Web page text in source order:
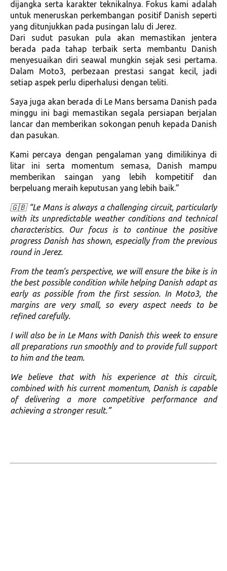
dijangka serta karakter teknikalnya. Fokus kami adalah
untuk meneruskan perkembangan positif Danish seperti
yang ditunjukkan pada pusingan lalu di Jerez.
Dari sudut pasukan pula akan memastikan jentera
berada pada tahap terbaik serta membantu Danish
menyesuaikan diri seawal mungkin sejak sesi pertama.
Dalam Moto3, perbezaan prestasi sangat kecil, jadi
setiap aspek perlu diperhalusi dengan teliti.
Saya juga akan berada di Le Mans bersama Danish pada
minggu ini bagi memastikan segala persiapan berjalan
lancar dan memberikan sokongan penuh kepada Danish
dan pasukan.
Kami percaya dengan pengalaman yang dimilikinya di
litar ini serta momentum semasa, Danish mampu
memberikan saingan yang lebih kompetitif dan
berpeluang meraih keputusan yang lebih baik.”
🇬🇧 “Le Mans is always a challenging circuit, particularly
with its unpredictable weather conditions and technical
characteristics. Our focus is to continue the positive
progress Danish has shown, especially from the previous
round in Jerez.
From the team’s perspective, we will ensure the bike is in
the best possible condition while helping Danish adapt as
early as possible from the first session. In Moto3, the
margins are very small, so every aspect needs to be
refined carefully.
I will also be in Le Mans with Danish this week to ensure
all preparations run smoothly and to provide full support
to him and the team.
We believe that with his experience at this circuit,
combined with his current momentum, Danish is capable
of delivering a more competitive performance and
achieving a stronger result.”